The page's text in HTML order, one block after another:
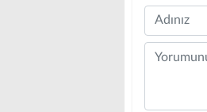
Name
Comment